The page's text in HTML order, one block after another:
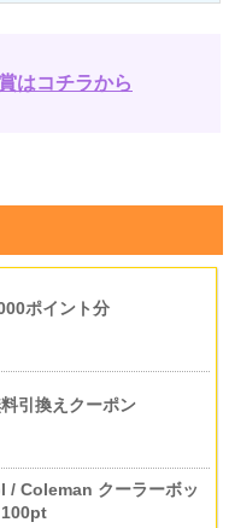
はコチラから
ポイント分
引換えクーポン
/ Coleman クーラーボッ
100pt